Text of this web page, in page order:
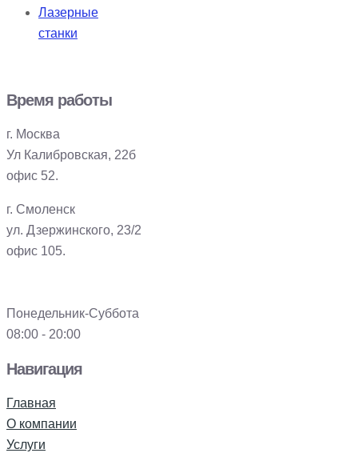
Лазерные
станки
Время работы
г. Москва
Ул Калибровская, 22б
офис 52.
г. Смоленск
ул. Дзержинского, 23/2
офис 105.
Понедельник-Суббота
08:00 - 20:00
Навигация
Главная
О компании
Услуги